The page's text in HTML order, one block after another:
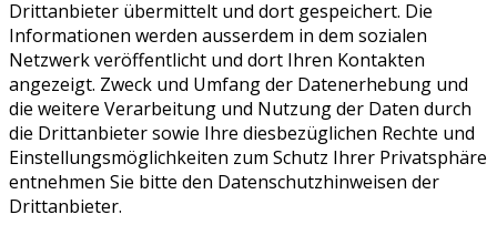
Drittanbieter übermittelt und dort gespeichert. Die
Informationen werden ausserdem in dem sozialen
Netzwerk veröffentlicht und dort Ihren Kontakten
angezeigt. Zweck und Umfang der Datenerhebung und
die weitere Verarbeitung und Nutzung der Daten durch
die Drittanbieter sowie Ihre diesbezüglichen Rechte und
Einstellungsmöglichkeiten zum Schutz Ihrer Privatsphäre
entnehmen Sie bitte den Datenschutzhinweisen der
Drittanbieter.